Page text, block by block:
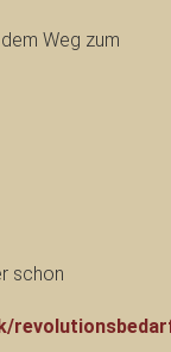
Weg zum
schon